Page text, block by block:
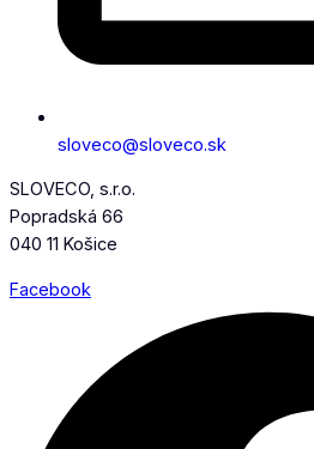
sloveco@sloveco.sk
SLOVECO, s.r.o.
Popradská 66
040 11 Košice
Facebook